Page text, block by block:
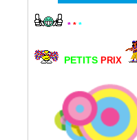
* * *
PETITS PRIX